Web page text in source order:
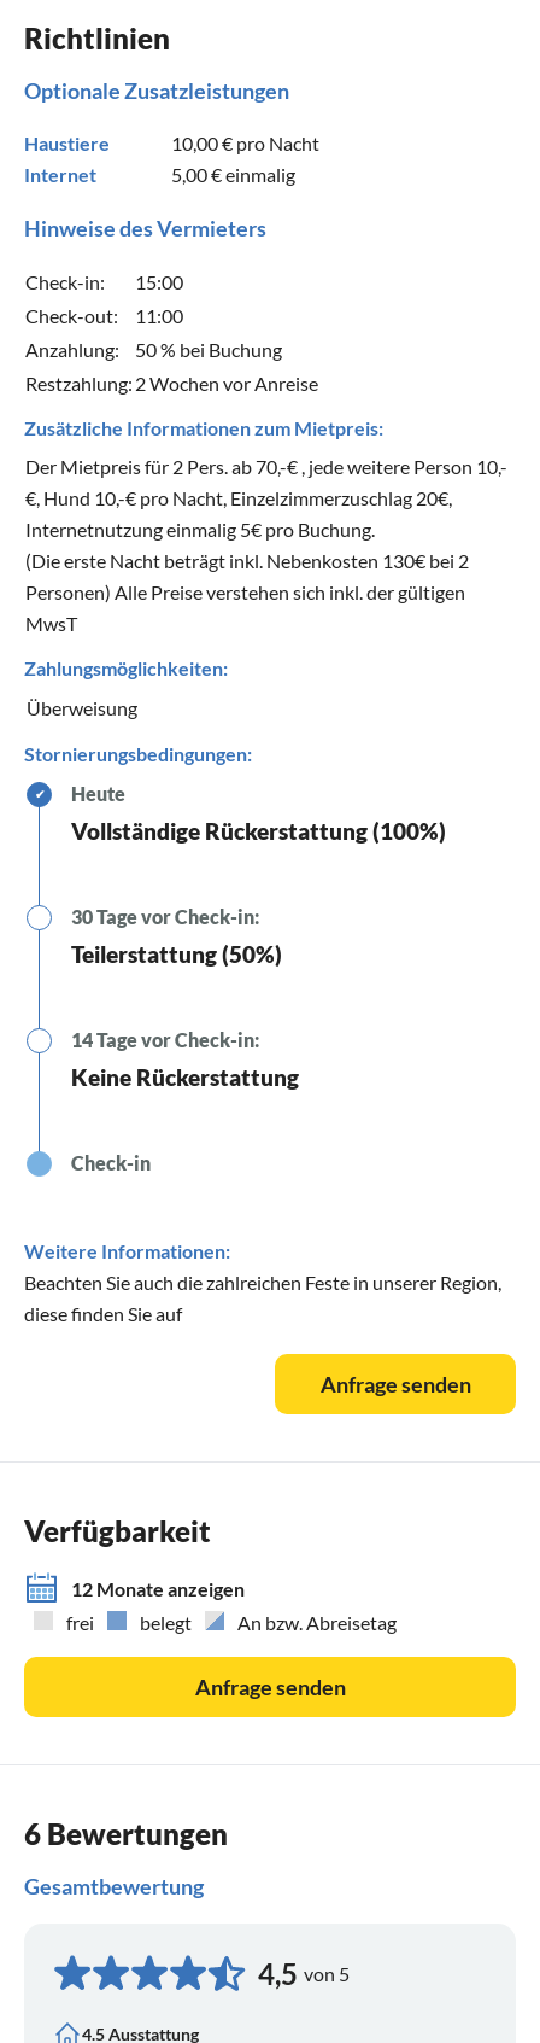
Richtlinien
Optionale Zusatzleistungen
Haustiere 10,00 € pro Nacht
Internet
5,00 €einmalig
Hinweise des Vermieters
Check-in:
15:00
Check-out:
11:00
Anzahlung:
50 % bei Buchung
Restzahlung: 2 Wochen vor Anreise
Zusätzliche Informationen zum Mietpreis:
Der Mietpreis für 2 Pers. ab 70,-€ , jede weitere Person 10,-
€, Hund 10,-€ pro Nacht, Einzelzimmerzuschlag 20€,
Internetnutzung einmalig 5€ pro Buchung.
(Die erste Nacht beträgt inkl. Nebenkosten 130€ bei 2
Personen) Alle Preise verstehen sich inkl. der gültigen
MwsT
Zahlungsmöglichkeiten:
Überweisung
Stornierungsbedingungen:
✔ Heute
Vollständige Rückerstattung (100%)
30 Tage vor Check-in:
Teilerstattung (50%)
14 Tage vor Check-in:
Keine Rückerstattung
Check-in
Weitere Informationen:
Beachten Sie auch die zahlreichen Feste in unserer Region,
diese finden Sie auf
Anfrage senden
Verfügbarkeit
12 Monate anzeigen
frei
belegt An bzw. Abreisetag
Anfrage senden
6 Bewertungen
Gesamtbewertung
4,5 von 5
4.5 Ausstattung